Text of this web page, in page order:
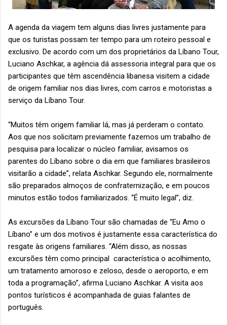
A agenda da viagem tem alguns dias livres justamente para
que os turistas possam ter tempo para um roteiro pessoal e
exclusivo. De acordo com um dos proprietários da Líbano Tour,
Luciano Aschkar, a agência dá assessoria integral para que os
participantes que têm ascendência libanesa visitem a cidade
de origem familiar nos dias livres, com carros e motoristas a
serviço da Líbano Tour.
“Muitos têm origem familiar lá, mas já perderam o contato.
Aos que nos solicitam previamente fazemos um trabalho de
pesquisa para localizar o núcleo familiar, avisamos os
parentes do Líbano sobre o dia em que familiares brasileiros
visitarão a cidade”, relata Aschkar. Segundo ele, normalmente
são preparados almoços de confraternização, e em poucos
minutos estão todos familiarizados. “É muito legal”, diz.
As excursões da Líbano Tour são chamadas de “Eu Amo o
Líbano” e um dos motivos é justamente essa característica do
resgate às origens familiares. “Além disso, as nossas
excursões têm como principal característica o acolhimento,
um tratamento amoroso e zeloso, desde o aeroporto, e em
toda a programação”, afirma Luciano Aschkar. A visita aos
pontos turísticos é acompanhada de guias falantes de
português.